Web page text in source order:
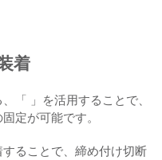
着
「 」を活用することで、
定が可能です。
ることで、締め付け切断